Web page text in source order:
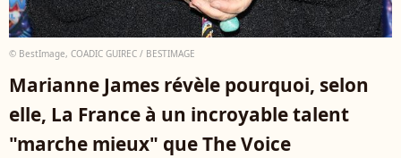
© BestImage, COADIC GUIREC / BESTIMAGE
Marianne James révèle pourquoi, selon
elle, La France à un incroyable talent
"marche mieux" que The Voice